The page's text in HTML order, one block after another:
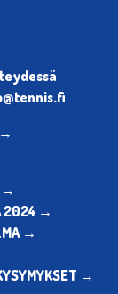
→
2024 →
→
→